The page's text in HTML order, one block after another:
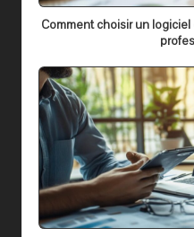
Comment choisir un